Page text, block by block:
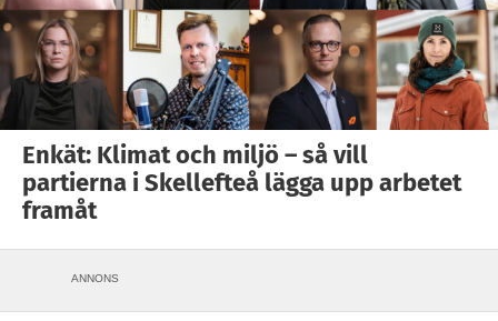
Enkät: Klimat och miljö – så vill
partierna i Skellefteå lägga upp arbetet
framåt
ANNONS